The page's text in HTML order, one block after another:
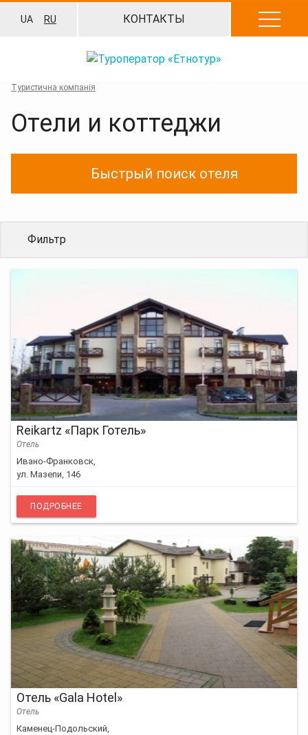
UA RU КОНТАКТЫ
Туристична компанія
Отели и коттеджи
Быстрый поиск отеля
Фильтр
Reikartz «Парк Готель»
Отель
Ивано-Франковск,
ул. Мазепи, 146
ПОДРОБНЕЕ
Отель «Gala Hotel»
Отель
Каменец-Подольский,